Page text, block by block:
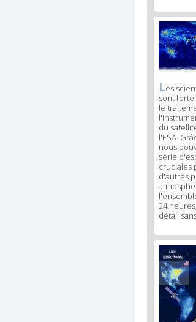
News
image
2
News
image
2
Les
sont
le
du
l'ESA.
nous
série
cruciales
d'autres
24
détail
News
image
3